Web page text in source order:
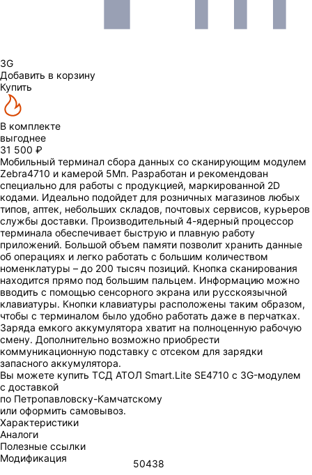
3G
Добавить в корзину
Купить
В комплекте
выгоднее
31 500 ₽
Мобильный терминал сбора данных со сканирующим модулем
Zebra4710 и камерой 5Мп. Разработан и рекомендован
специально для работы с продукцией, маркированной 2D
кодами. Идеально подойдет для розничных магазинов любых
типов, аптек, небольших складов, почтовых сервисов, курьеров
службы доставки. Производительный 4-ядерный процессор
терминала обеспечивает быструю и плавную работу
приложений. Большой объем памяти позволит хранить данные
об операциях и легко работать с большим количеством
номенклатуры – до 200 тысяч позиций. Кнопка сканирования
находится прямо под большим пальцем. Информацию можно
вводить с помощью сенсорного экрана или русскоязычной
клавиатуры. Кнопки клавиатуры расположены таким образом,
чтобы с терминалом было удобно работать даже в перчатках.
Заряда емкого аккумулятора хватит на полноценную рабочую
смену. Дополнительно возможно приобрести
коммуникационную подставку с отсеком для зарядки
запасного аккумулятора.
Вы можете купить ТСД АТОЛ Smart.Lite SE4710 с 3G-модулем
с доставкой
по Петропавловску-Камчатскому
или оформить самовывоз.
Характеристики
Аналоги
Полезные ссылки
Модификация
50438